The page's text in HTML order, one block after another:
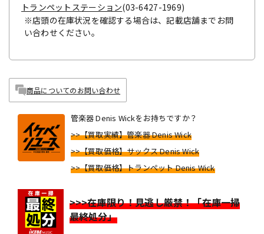
トランペットステーション(03-6427-1969)
※店頭の在庫状況を確認する場合は、記載店舗までお問
い合わせください。
商品についてのお問い合わせ
管楽器 Denis Wickをお持ちですか？
>>【買取実績】管楽器 Denis Wick
>>【買取価格】サックス Denis Wick
>>【買取価格】トランペット Denis Wick
>>>在庫限り！見逃し厳禁！「在庫一掃
最終処分」